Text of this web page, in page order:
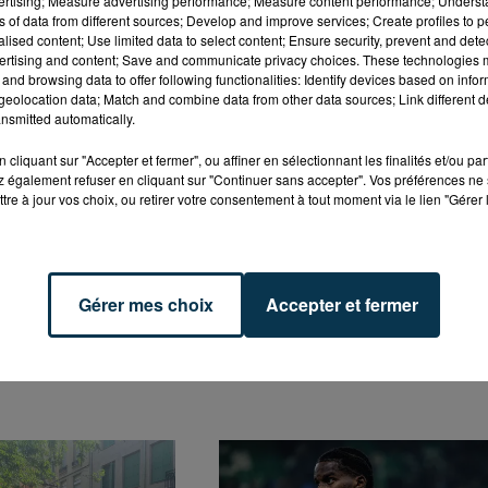
Perrin, le concédait :"on est sur une série, certes de
prolonger dans la maxime, ne dit-on pas "jamais deux
de Rémy Cabella, non qualifié pour les
son contrat de prêt de Marseille vers Sainté. Une
à opter pour un 4-3-3 sans n°10 pour nourrir Robert
ne manque à l'appel, et Debuchy, M'Vila et
par Geoffroy-Guichard.
of data from different sources; Develop and improve services; Create profiles to
content; Use limited data to select content; Ensure security, prevent and
and content; Save and communicate privacy choices. These technologies
browsing data to offer following functionalities: Identify devices based on
data; Match and combine data from other data sources; Link different
automatically.
cliquant sur "Accepter et fermer", ou affiner en sélectionnant les finalités et/ou
également refuser en cliquant sur "Continuer sans accepter". Vos préférences
à jour vos choix, ou retirer votre consentement à tout moment via le lien
Gérer mes choix Accepter et fermer